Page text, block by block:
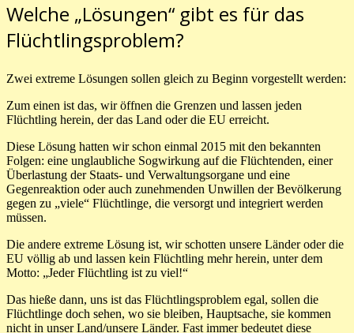
Welche „Lösungen“ gibt es für das
Flüchtlingsproblem?
Zwei extreme Lösungen sollen gleich zu Beginn vorgestellt werden:
Zum einen ist das, wir öffnen die Grenzen und lassen jeden
Flüchtling herein, der das Land oder die EU erreicht.
Diese Lösung hatten wir schon einmal 2015 mit den bekannten
Folgen: eine unglaubliche Sogwirkung auf die Flüchtenden, einer
Überlastung der Staats- und Verwaltungsorgane und eine
Gegenreaktion oder auch zunehmenden Unwillen der Bevölkerung
gegen zu „viele“ Flüchtlinge, die versorgt und integriert werden
müssen.
Die andere extreme Lösung ist, wir schotten unsere Länder oder die
EU völlig ab und lassen kein Flüchtling mehr herein, unter dem
Motto: „Jeder Flüchtling ist zu viel!“
Das hieße dann, uns ist das Flüchtlingsproblem egal, sollen die
Flüchtlinge doch sehen, wo sie bleiben, Hauptsache, sie kommen
nicht in unser Land/unsere Länder. Fast immer bedeutet diese